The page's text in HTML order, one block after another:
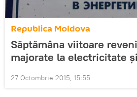
Republica Moldova
Săptămâna viitoare
majorate la electricitate
27 Octombrie 2015, 15:55